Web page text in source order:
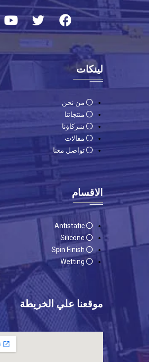
لينكات
من نحن
منتجاتنا
شركاؤنا
مقالات
تواصل معنا
الاقسام
Antistatic
Silicone
Spin Finish
Wetting
موقعنا علي الخريطة